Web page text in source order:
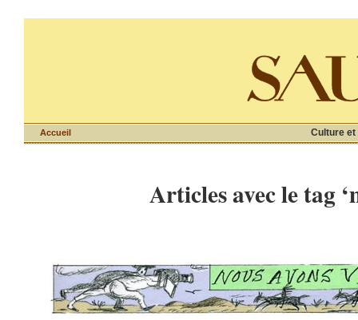
Culture et
Accueil
Articles avec le tag